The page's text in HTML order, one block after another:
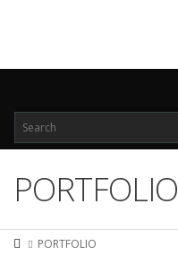
PORTFOLIO
PORTFOLIO